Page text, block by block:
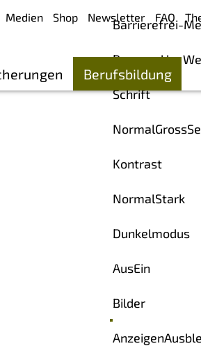
Barrierefrei-
Powered by
Schrift
NormalGross
Kontrast
NormalStark
Dunkelmodus
AusEin
Bilder
Anzeigen
Medien Shop Newsletter FAQ
Berufsbildung